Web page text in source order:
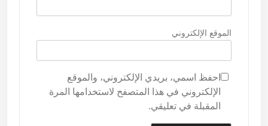
الموقع الإلكتروني
احفظ اسمي، بريدي الإلكتروني، والموقع
الإلكتروني في هذا المتصفح لاستخدامها المرة
المقبلة في تعليقي.